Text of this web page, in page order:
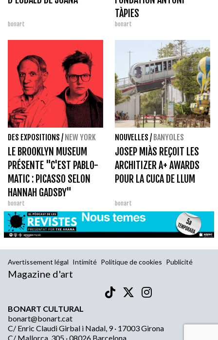
bonart
TÀPIES
bonart
DES EXPOSITIONS / NEW YORK
LE BROOKLYN MUSEUM
PRÉSENTE "C'EST PABLO-
MATIC : PICASSO SELON
HANNAH GADSBY"
bonart
NOUVELLES / BANYOLES
JOSEP MIÀS REÇOIT LES
ARCHITIZER A+ AWARDS
POUR LA CUCA DE LLUM
bonart
Avertissement légal Intimité Politique de cookies Publicité
Magazine d'art
BONART CULTURAL
bonart@bonart.cat
C/ Enric Claudi Girbal i Nadal, 9 · 17003 Girona
C/ Mallorca, 305 · 08026 Barcelona